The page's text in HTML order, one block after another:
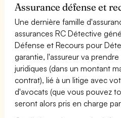
Assurance défense et
Une dernière famille
assurances RC Détective
Défense et Recours pour
garantie, l'assureur va
juridiques (dans un montant
contrat), lié à un litige avec
d'avocats (que vous pouvez
seront alors pris en charge